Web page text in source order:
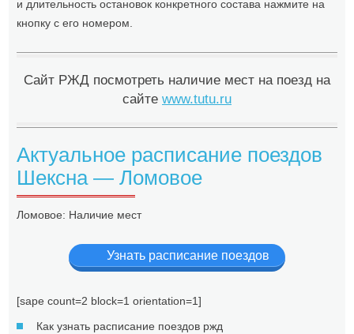
и длительность остановок конкретного состава нажмите на
кнопку с его номером.
Сайт РЖД посмотреть наличие мест на поезд на
сайте www.tutu.ru
Актуальное расписание поездов
Шексна — Ломовое
Ломовое: Наличие мест
Узнать расписание поездов
[sape count=2 block=1 orientation=1]
Как узнать расписание поездов ржд